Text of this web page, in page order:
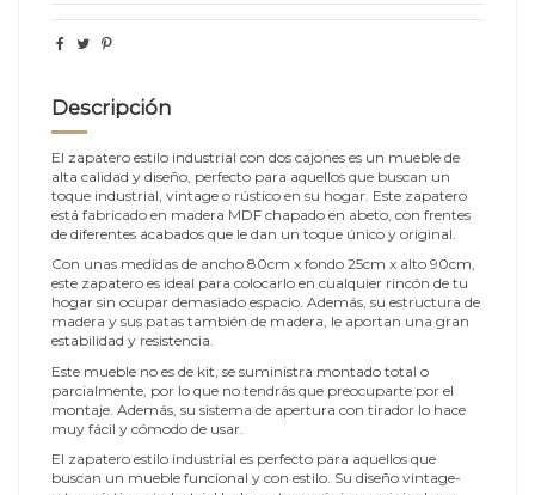
Descripción
El zapatero estilo industrial con dos cajones es un mueble de
alta calidad y diseño, perfecto para aquellos que buscan un
toque industrial, vintage o rústico en su hogar. Este zapatero
está fabricado en madera MDF chapado en abeto, con frentes
de diferentes acabados que le dan un toque único y original.
Con unas medidas de ancho 80cm x fondo 25cm x alto 90cm,
este zapatero es ideal para colocarlo en cualquier rincón de tu
hogar sin ocupar demasiado espacio. Además, su estructura de
madera y sus patas también de madera, le aportan una gran
estabilidad y resistencia.
Este mueble no es de kit, se suministra montado total o
parcialmente, por lo que no tendrás que preocuparte por el
montaje. Además, su sistema de apertura con tirador lo hace
muy fácil y cómodo de usar.
El zapatero estilo industrial es perfecto para aquellos que
buscan un mueble funcional y con estilo. Su diseño vintage-